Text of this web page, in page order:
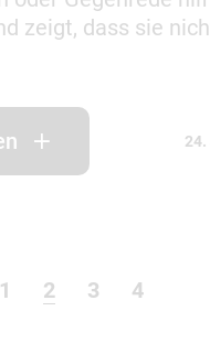
zeigt, dass sie
1 2 3 4